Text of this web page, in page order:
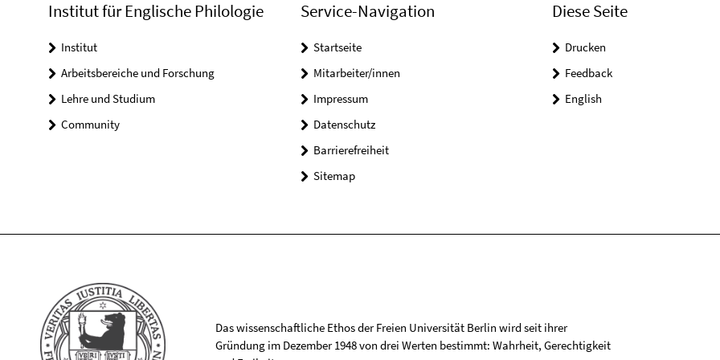
Institut für Englische Philologie
Institut
Arbeitsbereiche und Forschung
Lehre und Studium
Community
Service-Navigation
Startseite
Mitarbeiter/innen
Impressum
Datenschutz
Barrierefreiheit
Sitemap
Diese Seite
Drucken
Feedback
English
Das wissenschaftliche Ethos der Freien Universität Berlin wird seit ihrer
Gründung im Dezember 1948 von drei Werten bestimmt: Wahrheit, Gerechtigkeit